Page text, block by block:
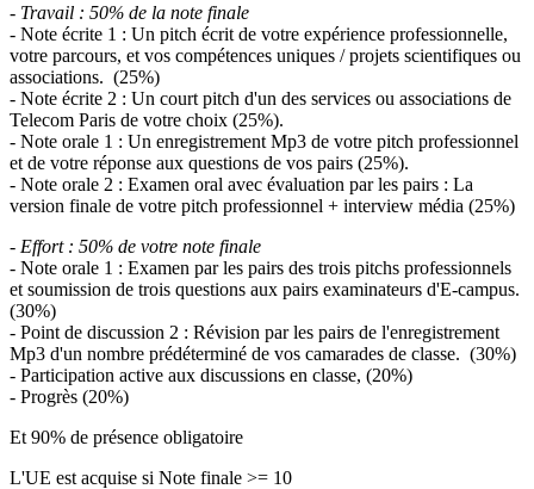
- Travail : 50% de la note finale
- Note écrite 1 : Un pitch écrit de votre expérience professionnelle,
votre parcours, et vos compétences uniques / projets scientifiques ou
associations. (25%)
- Note écrite 2 : Un court pitch d'un des services ou associations de
Telecom Paris de votre choix (25%).
- Note orale 1 : Un enregistrement Mp3 de votre pitch professionnel
et de votre réponse aux questions de vos pairs (25%).
- Note orale 2 : Examen oral avec évaluation par les pairs : La
version finale de votre pitch professionnel + interview média (25%)
- Effort : 50% de votre note finale
- Note orale 1 : Examen par les pairs des trois pitchs professionnels
et soumission de trois questions aux pairs examinateurs d'E-campus.
(30%)
- Point de discussion 2 : Révision par les pairs de l'enregistrement
Mp3 d'un nombre prédéterminé de vos camarades de classe. (30%)
- Participation active aux discussions en classe, (20%)
- Progrès (20%)
Et 90% de présence obligatoire
L'UE est acquise si Note finale >= 10